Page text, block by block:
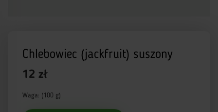
Chlebowiec (jackfruit) suszony
12 zł
Waga: (100 g)